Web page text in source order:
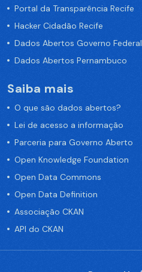
Portal da Transparência Recife
Hacker Cidadão Recife
Dados Abertos Governo Federal
Dados Abertos Pernambuco
Saiba mais
O que são dados abertos?
Lei de acesso a informação
Parceria para Governo Aberto
Open Knowledge Foundation
Open Data Commons
Open Data Definition
Associação CKAN
API do CKAN